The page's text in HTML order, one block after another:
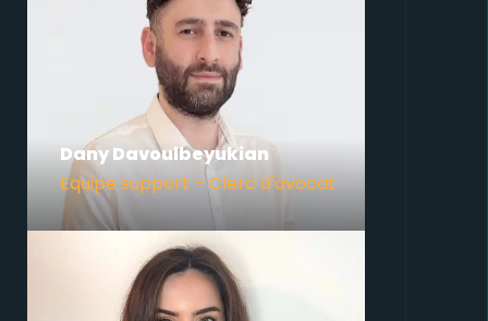
Dany Davoulbeyukian
Equipe support – Clerc d'avocat